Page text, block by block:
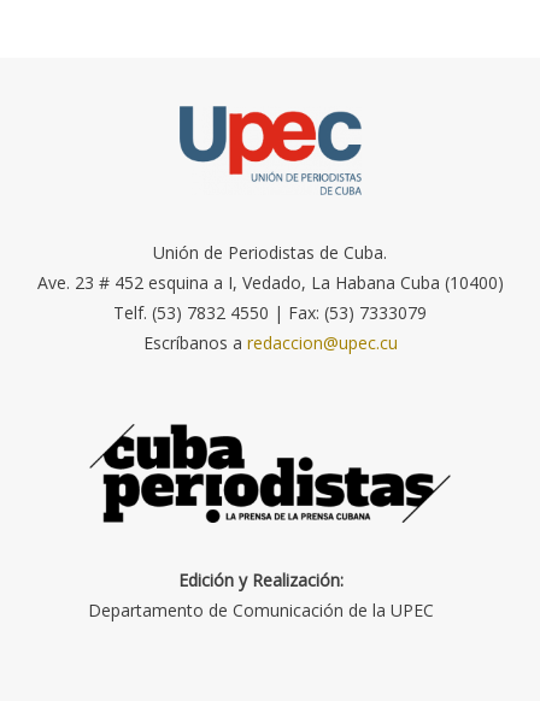
Unión de Periodistas de Cuba.
Ave. 23 # 452 esquina a I, Vedado, La Habana Cuba (10400)
Telf. (53) 7832 4550 | Fax: (53) 7333079
Escríbanos a redaccion@upec.cu
Edición y Realización:
Departamento de Comunicación de la UPEC